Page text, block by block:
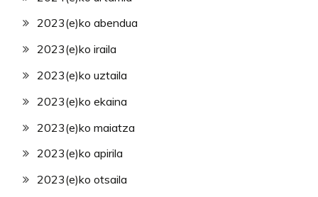
2023(e)ko abendua
2023(e)ko iraila
2023(e)ko uztaila
2023(e)ko ekaina
2023(e)ko maiatza
2023(e)ko apirila
2023(e)ko otsaila